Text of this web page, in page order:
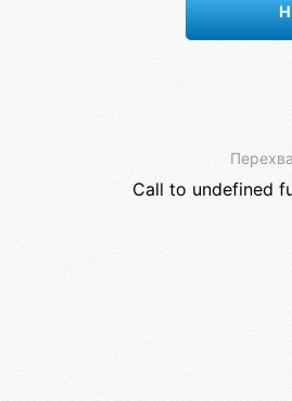
Call to undefined